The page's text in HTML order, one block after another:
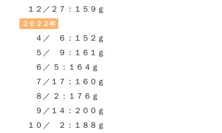
１２／２７：１５９ｇ
２０２２年
４／ ６：１５２ｇ
５／ ９：１６１ｇ
６／ ５：１６４ｇ
７／１７：１６０ｇ
８／ ２：１７６ｇ
９／１４：２００ｇ
１０／ ２：１８８ｇ